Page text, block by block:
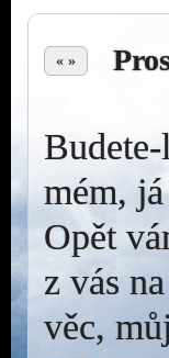
« »
mém,
Opět
z vás
věc,